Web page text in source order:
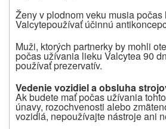
Ženy v plodnom veku musia
Valcytepoužívať účinnú
Muži, ktorých partnerky by mohli
počas užívania lieku Valcytea 90
používať prezervatív.
Vedenie vozidiel a obsluha
Ak budete mať počas užívania
únavy, rozochvenosti alebo
vozidlá, nepoužívajte nástroje ani